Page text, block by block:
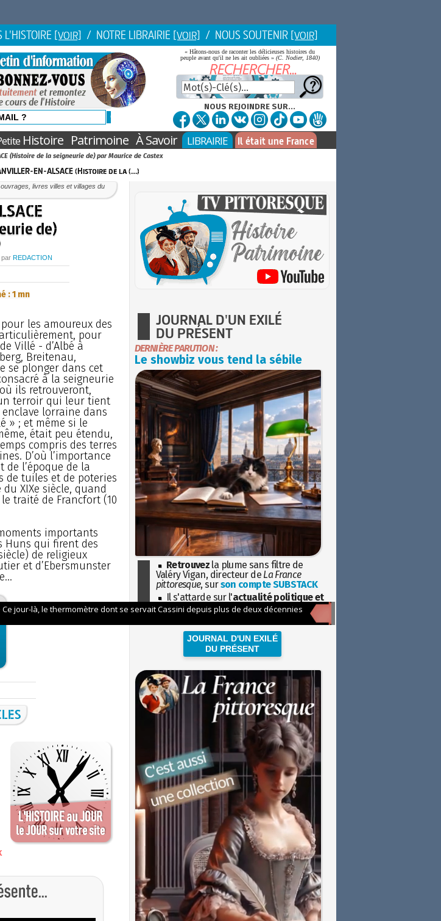
L'HISTOIRE [VOIR] / NOTRE LIBRAIRIE [VOIR] / NOUS SOUTENIR [VOIR]
« Hâtons-nous de raconter les délicieuses histoires du
peuple avant qu'il ne les ait oubliées » (C. Nodier, 1840)
NOUS REJOINDRE SUR...
Histoire Patrimoine À Savoir LIBRAIRIE Il était une France
(Histoire de la seigneurie de) par Maurice de Castex
EN-ALSACE (Histoire de la (…)
livres villes et villages du
de)
, par REDACTION
: 1 mn
les amoureux des
pour
Villé - d’Albé à
Breitenau,
se plonger dans cet
à la seigneurie
ils retrouveront,
terroir qui leur tient
enclave lorraine dans
» ; et même si le
était peu étendu,
compris des terres
D’où l’importance
l’époque de la
de tuiles et de poteries
XIXe siècle, quand
traité de Francfort (10
importants
Huns qui firent des
de religieux
et d’Ebersmunster
JOURNAL D'UN EXILÉ
DU PRÉSENT
DERNIÈRE PARUTION :
Le showbiz vous tend la sébile
Retrouvez la plume sans filtre de
Valéry Vigan, directeur de La France
pittoresque, surson compte SUBSTACK
Il s'attarde sur l'actualité politique et
sociétaleavec la hauteur de vue de
JOURNAL D'UN EXILÉ
DU PRÉSENT